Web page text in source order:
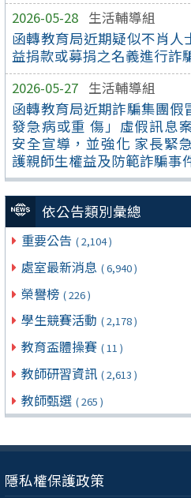
2026-05-28 生活輔導組
函轉教育局近期疑似不肖
益捐款或募捐之名義進行詐
2026-05-27 生活輔導組
函轉教育局近期詐騙集團
發急病或重 傷」虛假訊息
安全宣導，並強化 家長緊
護親師生權益及防範詐騙事
依公告類別彙總
重要公告 ( 2,104 )
處室最新消息 ( 6,940 )
榮譽榜 ( 226 )
學生競賽活動 ( 2,178 )
教育盃體操賽 ( 11 )
教師研習資訊 ( 2,613 )
教師甄選 ( 265 )
隱私權保護政策